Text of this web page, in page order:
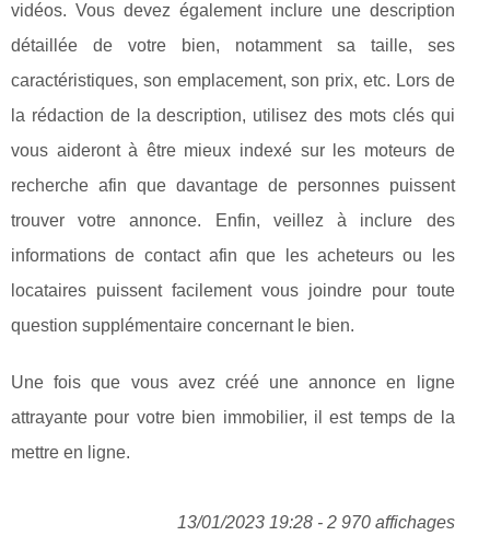
vidéos. Vous devez également inclure une description
détaillée de votre bien, notamment sa taille, ses
caractéristiques, son emplacement, son prix, etc. Lors de
la rédaction de la description, utilisez des mots clés qui
vous aideront à être mieux indexé sur les moteurs de
recherche afin que davantage de personnes puissent
trouver votre annonce. Enfin, veillez à inclure des
informations de contact afin que les acheteurs ou les
locataires puissent facilement vous joindre pour toute
question supplémentaire concernant le bien.
Une fois que vous avez créé une annonce en ligne
attrayante pour votre bien immobilier, il est temps de la
mettre en ligne.
13/01/2023 19:28 - 2 970 affichages